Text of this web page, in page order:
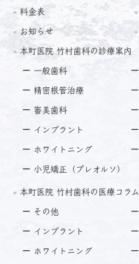
料金表
お知らせ
本町医院 竹村歯科の診療案内
一般歯科
精密根管治療
審美歯科
インプラント
ホワイトニング
小児矯正（プレオルソ）
本町医院 竹村歯科の医療コラム
その他
インプラント
ホワイトニング